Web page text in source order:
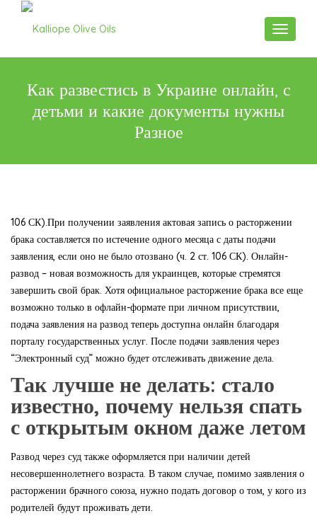
Toggle
Как развестись в Украине онлайн, с
детьми и какие документы нужны
Разное
106 СК).При получении заявления актовая запись о расторжении
брака составляется по истечение одного месяца с даты подачи
заявления, если оно не было отозвано (ч. 2 ст. 106 СК). Онлайн-
развод – новая возможность для украинцев, которые стремятся
завершить свой брак. Хотя официальное расторжение брака все еще
возможно только в офлайн-формате при личном присутствии,
подача заявления на развод теперь доступна онлайн благодаря
порталу государственных услуг. После подачи заявления через
“Электронный суд” можно будет отслеживать движение дела.
Так лучше не делать: стало
известно, почему нельзя спать
с открытым окном даже летом
Развод через суд также оформляется при наличии детей
несовершеннолетнего возраста. В таком случае, помимо заявления о
расторжении брачного союза, нужно подать договор о том, у кого из
родителей будут проживать дети.